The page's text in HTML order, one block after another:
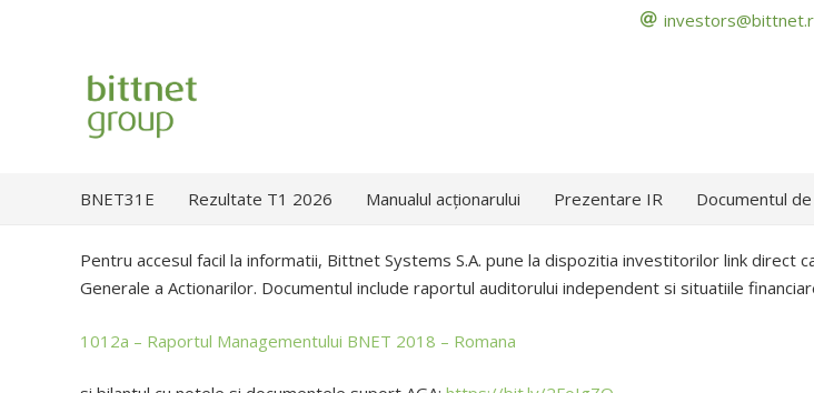
BNET31E Rezultate T1 2026 Manualul acționarului Prezentare IR Documentul
Pentru accesul facil la informatii, Bittnet Systems S.A. pune la dispozitia investitorilor link direct
Generale a Actionarilor. Documentul include raportul auditorului independent si situatiile
1012a – Raportul Managementului BNET 2018 – Romana